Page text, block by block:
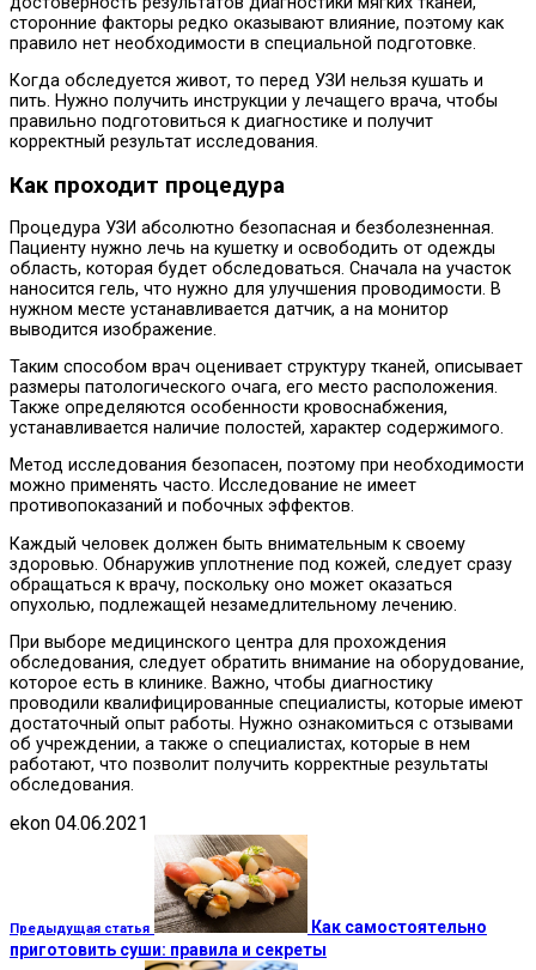
сторонние факторы редко оказывают влияние, поэтому как
правило нет необходимости в специальной подготовке.
Когда обследуется живот, то перед УЗИ нельзя кушать и
пить. Нужно получить инструкции у лечащего врача, чтобы
правильно подготовиться к диагностике и получит
корректный результат исследования.
Как проходит процедура
Процедура УЗИ абсолютно безопасная и безболезненная.
Пациенту нужно лечь на кушетку и освободить от одежды
область, которая будет обследоваться. Сначала на участок
наносится гель, что нужно для улучшения проводимости. В
нужном месте устанавливается датчик, а на монитор
выводится изображение.
Таким способом врач оценивает структуру тканей, описывает
размеры патологического очага, его место расположения.
Также определяются особенности кровоснабжения,
устанавливается наличие полостей, характер содержимого.
Метод исследования безопасен, поэтому при необходимости
можно применять часто. Исследование не имеет
противопоказаний и побочных эффектов.
Каждый человек должен быть внимательным к своему
здоровью. Обнаружив уплотнение под кожей, следует сразу
обращаться к врачу, поскольку оно может оказаться
опухолью, подлежащей незамедлительному лечению.
При выборе медицинского центра для прохождения
обследования, следует обратить внимание на оборудование,
которое есть в клинике. Важно, чтобы диагностику
проводили квалифицированные специалисты, которые имеют
достаточный опыт работы. Нужно ознакомиться с отзывами
об учреждении, а также о специалистах, которые в нем
работают, что позволит получить корректные результаты
обследования.
ekon 04.06.2021
Предыдущая статья
Как самостоятельно
приготовить суши: правила и секреты